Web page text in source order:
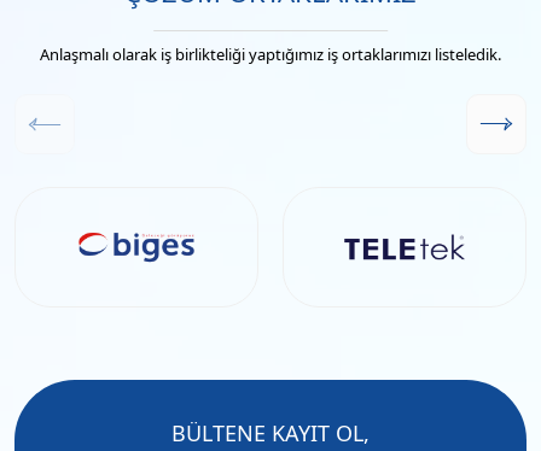
Anlaşmalı olarak iş birlikteliği yaptığımız iş ortaklarımızı listeledik.
BÜLTENE KAYIT OL,